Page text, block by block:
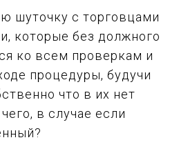
шуточку с торговцами
которые без должного
ко всем проверкам и
процедуры, будучи
что в их нет
в случае если